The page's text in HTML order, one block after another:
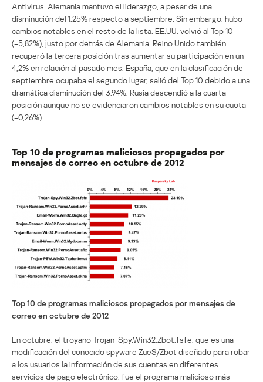
Antivirus. Alemania mantuvo el liderazgo, a pesar de una
disminución del 1,25% respecto a septiembre. Sin embargo, hubo
cambios notables en el resto de la lista. EE.UU. volvió al Top 10
(+5,82%), justo por detrás de Alemania. Reino Unido también
recuperó la tercera posición tras aumentar su participación en un
4,2% en relación al pasado mes. España, que en la clasificación de
septiembre ocupaba el segundo lugar, salió del Top 10 debido a una
dramática disminución del 3,94%. Rusia descendió a la cuarta
posición aunque no se evidenciaron cambios notables en su cuota
(+0,26%).
Top 10 de programas maliciosos propagados por
mensajes de correo en octubre de 2012
Top 10 de programas maliciosos propagados por mensajes de
correo en octubre de 2012
En octubre, el troyano Trojan-Spy.Win32.Zbot.fsfe, que es una
modificación del conocido spyware ZueS/Zbot diseñado para robar
a los usuarios la información de sus cuentas en diferentes
servicios de pago electrónico, fue el programa malicioso más